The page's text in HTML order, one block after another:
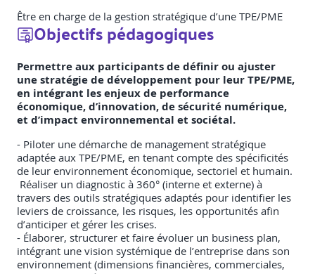
Être en charge de la gestion stratégique d’une TPE/PME
Objectifs pédagogiques
Permettre aux participants de définir ou ajuster
une stratégie de développement pour leur TPE/PME,
en intégrant les enjeux de performance
économique, d’innovation, de sécurité numérique,
et d’impact environnemental et sociétal.
- Piloter une démarche de management stratégique
adaptée aux TPE/PME, en tenant compte des spécificités
de leur environnement économique, sectoriel et humain.
Réaliser un diagnostic à 360° (interne et externe) à
travers des outils stratégiques adaptés pour identifier les
leviers de croissance, les risques, les opportunités afin
d’anticiper et gérer les crises.
- Élaborer, structurer et faire évoluer un business plan,
intégrant une vision systémique de l’entreprise dans son
environnement (dimensions financières, commerciales,